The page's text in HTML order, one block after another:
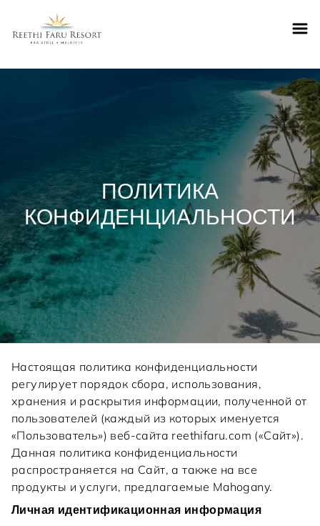
Reethifaru home
ПОЛИТИКА
КОНФИДЕНЦИАЛЬНОСТИ
Настоящая политика конфиденциальности
регулирует порядок сбора, использования,
хранения и раскрытия информации, полученной от
пользователей (каждый из которых именуется
«Пользователь») веб-сайта reethifaru.com («Сайт»).
Данная политика конфиденциальности
распространяется на Сайт, а также на все
продукты и услуги, предлагаемые Mahogany.
Личная идентификационная информация